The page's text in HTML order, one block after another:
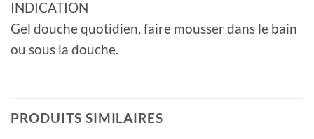
INDICATION
Gel douche quotidien, faire mousser dans le bain
ou sous la douche.
PRODUITS SIMILAIRES